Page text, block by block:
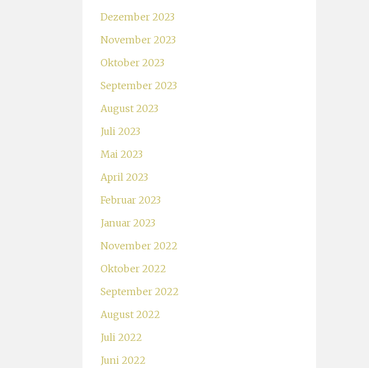
Dezember 2023
November 2023
Oktober 2023
September 2023
August 2023
Juli 2023
Mai 2023
April 2023
Februar 2023
Januar 2023
November 2022
Oktober 2022
September 2022
August 2022
Juli 2022
Juni 2022